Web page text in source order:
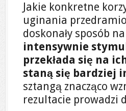
Jakie konkretne
uginania
doskonały sposób na
intensywnie
przekłada się na
staną się bardziej
sztangą znacząco
rezultacie prowadzi